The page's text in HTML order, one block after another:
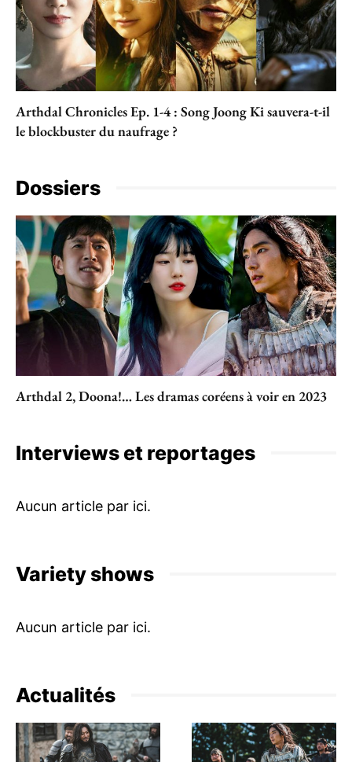
Arthdal Chronicles Ep. 1-4 : Song Joong Ki sauvera-t-il
le blockbuster du naufrage ?
Dossiers
Arthdal 2, Doona!… Les dramas coréens à voir en 2023
Interviews et reportages
Variety shows
Actualités